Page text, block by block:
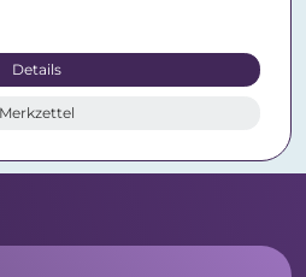
Details
Merkzettel